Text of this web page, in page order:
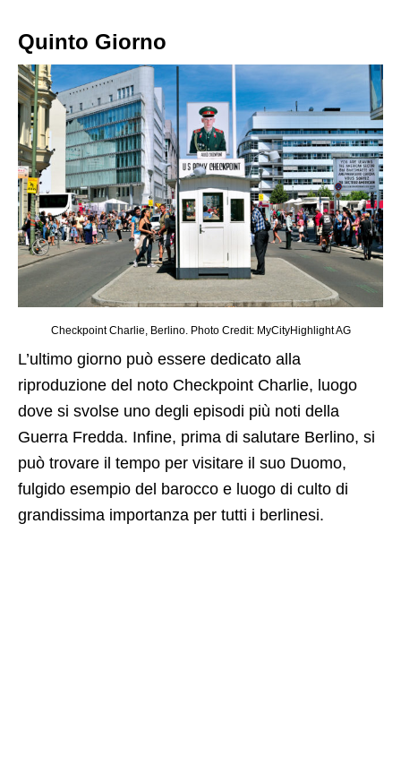
Quinto Giorno
Checkpoint Charlie, Berlino. Photo Credit: MyCityHighlight AG
L’ultimo giorno può essere dedicato alla
riproduzione del noto Checkpoint Charlie, luogo
dove si svolse uno degli episodi più noti della
Guerra Fredda. Infine, prima di salutare Berlino, si
può trovare il tempo per visitare il suo Duomo,
fulgido esempio del barocco e luogo di culto di
grandissima importanza per tutti i berlinesi.